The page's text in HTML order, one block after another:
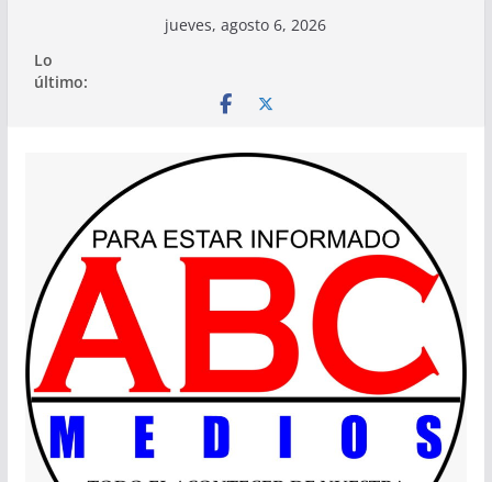
contenido
jueves, agosto 6, 2026
Lo
último: